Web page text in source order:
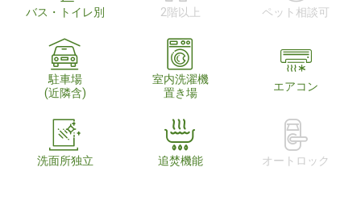
バス・トイレ別 2階以上 ペット相談可
駐車場
(近隣含)
室内洗濯機
置き場
エアコン
洗面所独立 追焚機能 オートロック